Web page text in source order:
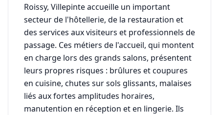
Roissy, Villepinte accueille un important
secteur de l'hôtellerie, de la restauration et
des services aux visiteurs et professionnels de
passage. Ces métiers de l'accueil, qui montent
en charge lors des grands salons, présentent
leurs propres risques : brûlures et coupures
en cuisine, chutes sur sols glissants, malaises
liés aux fortes amplitudes horaires,
manutention en réception et en lingerie. Ils